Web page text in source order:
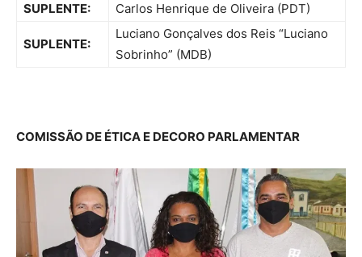
SUPLENTE:
Carlos Henrique de Oliveira (PDT)
SUPLENTE:
Luciano Gonçalves dos Reis “Luciano
Sobrinho” (MDB)
COMISSÃO DE ÉTICA E DECORO PARLAMENTAR